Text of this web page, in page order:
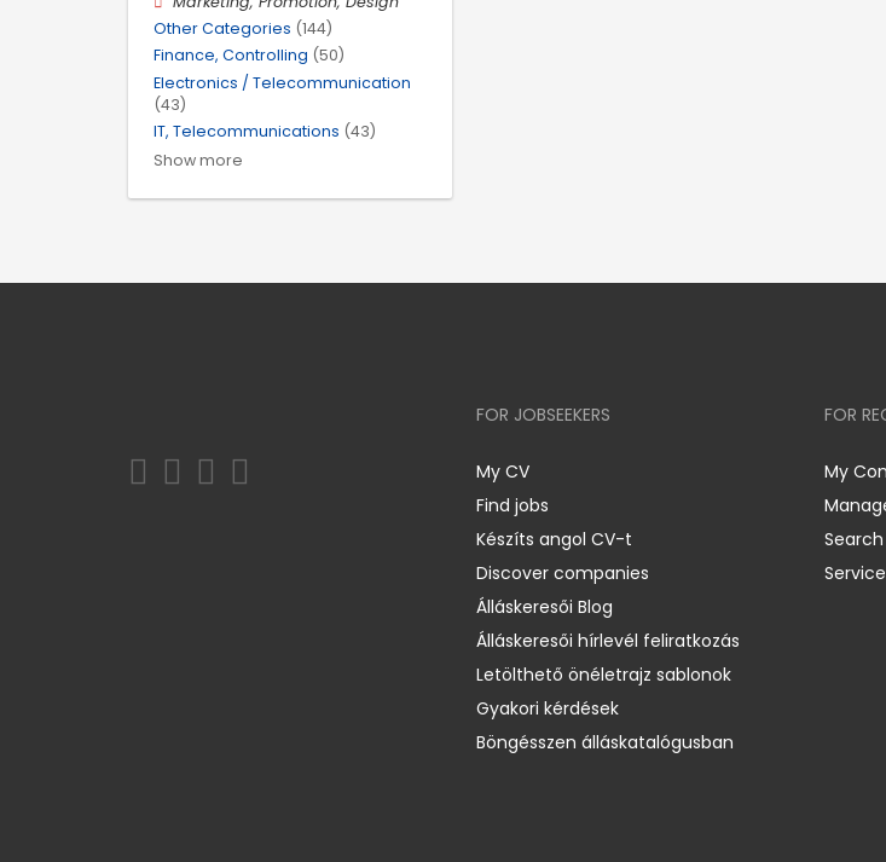
Other Categories (144)
Finance, Controlling (50)
Electronics / Telecommunication
(43)
IT, Telecommunications (43)
Show more
FOR JOBSEEKERS
My CV
Find jobs
Készíts angol CV-t
Discover companies
Álláskeresői Blog
Álláskeresői hírlevél feliratkozás
Letölthető önéletrajz sablonok
Gyakori kérdések
Böngésszen álláskatalógusban
FOR
My
Search